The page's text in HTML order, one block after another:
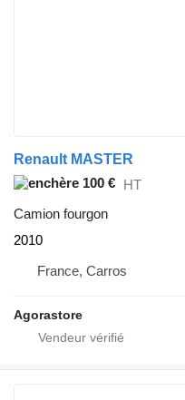
Renault MASTER
100 € HT
Camion fourgon
2010
France, Carros
Agorastore